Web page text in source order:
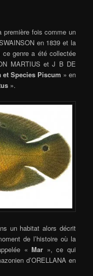
première fois comme un
en 1839 et la
ce genre a été collectée
MARTIUS et J B DE
et Species Piscum » en
».
un habitat alors décrit
de l’histoire où la
«Mar », ce qui
d’ORELLANA en